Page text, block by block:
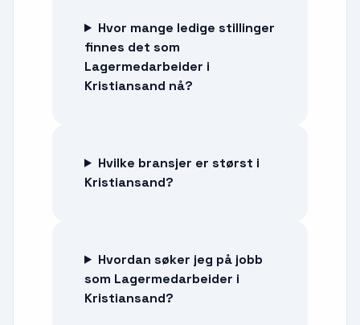
Hvor mange ledige stillinger
finnes det som
Lagermedarbeider i
Kristiansand nå?
Hvilke bransjer er størst i
Kristiansand?
Hvordan søker jeg på jobb
som Lagermedarbeider i
Kristiansand?